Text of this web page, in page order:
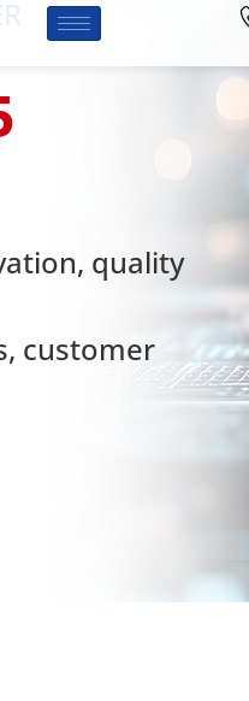
quality
customer